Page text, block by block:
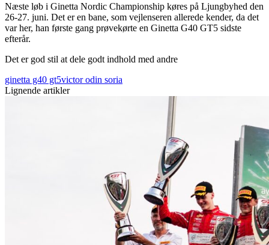
Næste løb i Ginetta Nordic Championship køres på Ljungbyhed den
26-27. juni. Det er en bane, som vejlenseren allerede kender, da det
var her, han første gang prøvekørte en Ginetta G40 GT5 sidste
efterår.
Det er god stil at dele godt indhold med andre
ginetta g40 gt5victor odin soria
Lignende artikler